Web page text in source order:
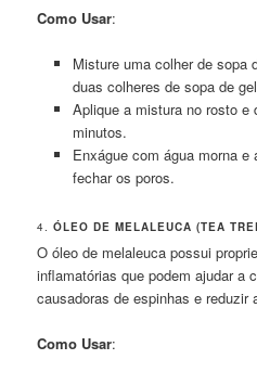
Como Usar:
Misture uma colher de sopa
duas colheres de sopa de
Aplique a mistura no rosto e
minutos.
Enxágue com água morna
fechar os poros.
4.ÓLEO DE MELALEUCA (TEA
O óleo de melaleuca possui
inflamatórias que podem ajudar a
causadoras de espinhas e reduzir
Como Usar: